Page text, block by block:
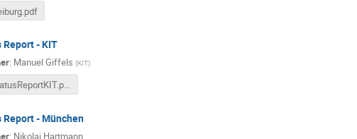
Report - KIT
: Manuel Giffels (KIT)
StatusReportKIT.pdf
Report - München
: Nikolai Hartmann